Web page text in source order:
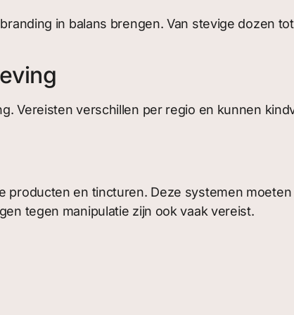
in balans brengen. Van stevige dozen
Vereisten verschillen per regio en kunnen
en tincturen. Deze systemen moeten
tegen manipulatie zijn ook vaak vereist.